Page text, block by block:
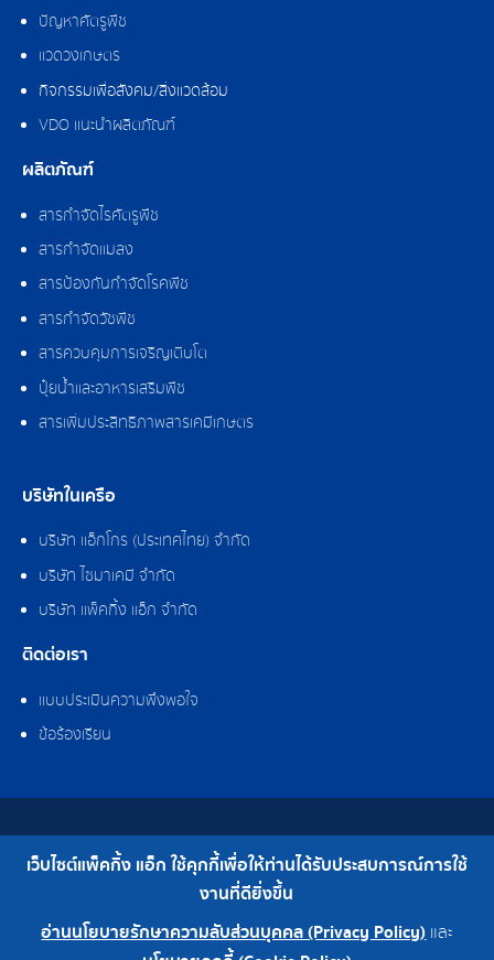
ปัญหาศัตรูพืช
แวดวงเกษตร
กิจกรรมเพื่อสังคม/สิ่งแวดล้อม
VDO แนะนำผลิตภัณฑ์
ผลิตภัณฑ์
สารกำจัดไรศัตรูพืช
สารกำจัดแมลง
สารป้องกันกำจัดโรคพืช
สารกำจัดวัชพืช
สารควบคุมการเจริญเติบโต
ปุ๋ยน้ำและอาหารเสริมพืช
สารเพิ่มประสิทธิภาพสารเคมีเกษตร
บริษัทในเครือ
บริษัท แอ็กโกร (ประเทศไทย) จำกัด
บริษัท ไซมาเคมี จำกัด
บริษัท แพ็คกิ้ง แอ็ก จำกัด
ติดต่อเรา
แบบประเมินความพึงพอใจ
ข้อร้องเรียน
สงวนลิขสิทธิ์ © 2562 บริษัท แพ็คกิ้ง แอ็ก จำกัด
เบอร์โทร : 0-2308-2102 | โทรสาร : 0-2308-2487
เว็บไซต์แพ็คกิ้ง แอ็ก ใช้คุกกี้เพื่อให้ท่านได้รับประสบการณ์การใช้
งานที่ดียิ่งขึ้น
อ่านนโยบายรักษาความลับส่วนบุคคล (Privacy Policy) และ
0-2308-2102
โรงงาน 0-2324-0515-6